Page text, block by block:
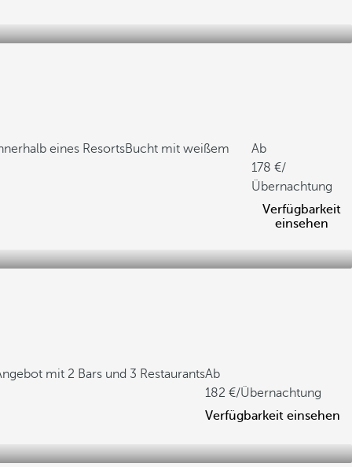
eines ResortsBucht mit weißem
Ab
178
/
Übernachtung
Verfügbarkeit
einsehen
mit 2 Bars und 3 RestaurantsAb
182
/Übernachtung
Verfügbarkeit einsehen